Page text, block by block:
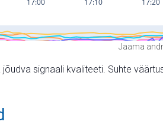
Jaama
signaali kvaliteeti. Suhte